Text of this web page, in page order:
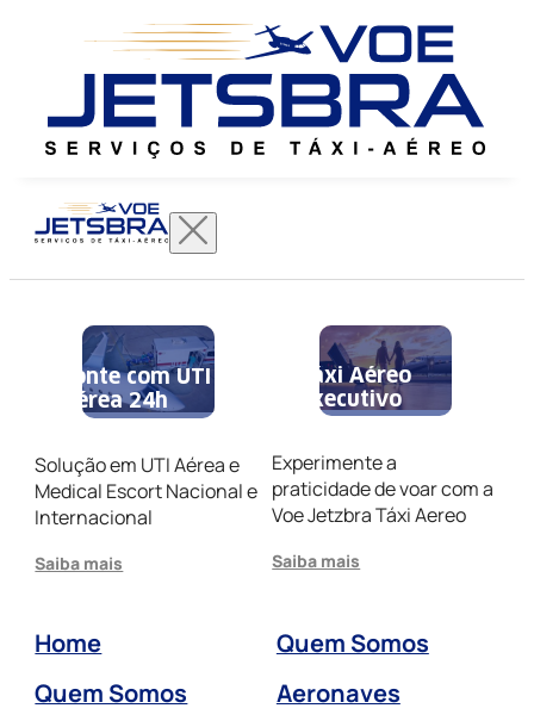
Conte com UTI
Aérea 24h
Solução em UTI Aérea e
Medical Escort Nacional e
Internacional
Saiba mais
Táxi Aéreo
Executivo
Experimente a
praticidade de voar com a
Voe Jetzbra Táxi Aereo
Saiba mais
Home
Quem Somos
Quem Somos
Aeronaves